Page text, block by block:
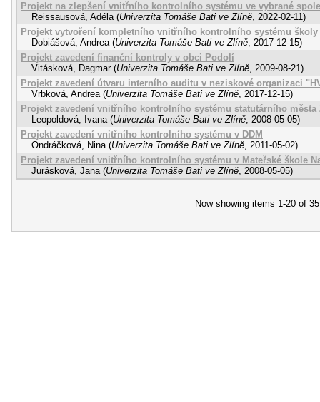
Projekt na zlepšení vnitřního kontrolního systému ve vybrané
Reissausová, Adéla (Univerzita Tomáše Bati ve Zlíně, 2022-02-11)
Projekt vytvoření kompletního vnitřního kontrolního systému
Dobiášová, Andrea (Univerzita Tomáše Bati ve Zlíně, 2017-12-15)
Projekt zavedení finanční kontroly v obci Podolí
Vitásková, Dagmar (Univerzita Tomáše Bati ve Zlíně, 2009-08-21)
Projekt zavedení útvaru interního auditu v neziskové organizaci
Vrbková, Andrea (Univerzita Tomáše Bati ve Zlíně, 2017-12-15)
Projekt zavedení vnitřního kontrolního systému statutárního města
Leopoldová, Ivana (Univerzita Tomáše Bati ve Zlíně, 2008-05-05)
Projekt zavedení vnitřního kontrolního systému v DDM
Ondráčková, Nina (Univerzita Tomáše Bati ve Zlíně, 2011-05-02)
Projekt zavedení vnitřního kontrolního systému v Mateřské škole
Jurásková, Jana (Univerzita Tomáše Bati ve Zlíně, 2008-05-05)
Now showing items 1-20 of 35